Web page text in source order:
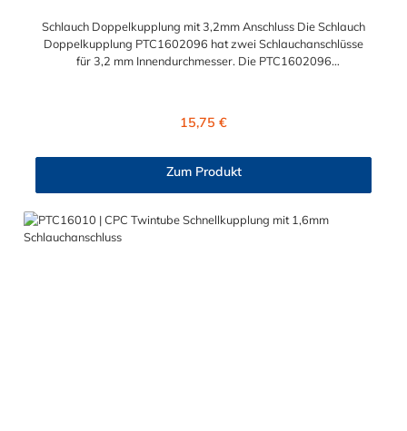
Schlauch Doppelkupplung mit 3,2mm Anschluss Die Schlauch
Doppelkupplung PTC1602096 hat zwei Schlauchanschlüsse
für 3,2 mm Innendurchmesser. Die PTC1602096
Betriebstemperatur: -40 °C bis 71 °C Sie können diese Schlauch
kombinieren.
Regulärer Preis:
15,75 €
Zum Produkt